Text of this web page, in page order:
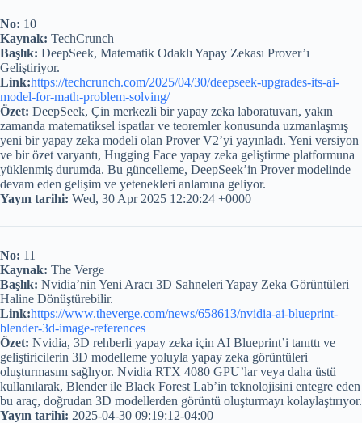
No: 10
Kaynak: TechCrunch
Başlık: DeepSeek, Matematik Odaklı Yapay Zekası Prover’ı
Geliştiriyor.
Link:https://techcrunch.com/2025/04/30/deepseek-upgrades-its-ai-
model-for-math-problem-solving/
Özet: DeepSeek, Çin merkezli bir yapay zeka laboratuvarı, yakın
zamanda matematiksel ispatlar ve teoremler konusunda uzmanlaşmış
yeni bir yapay zeka modeli olan Prover V2’yi yayınladı. Yeni versiyon
ve bir özet varyantı, Hugging Face yapay zeka geliştirme platformuna
yüklenmiş durumda. Bu güncelleme, DeepSeek’in Prover modelinde
devam eden gelişim ve yetenekleri anlamına geliyor.
Yayın tarihi: Wed, 30 Apr 2025 12:20:24 +0000
No: 11
Kaynak: The Verge
Başlık: Nvidia’nin Yeni Aracı 3D Sahneleri Yapay Zeka Görüntüleri
Haline Dönüştürebilir.
Link:https://www.theverge.com/news/658613/nvidia-ai-blueprint-
blender-3d-image-references
Özet: Nvidia, 3D rehberli yapay zeka için AI Blueprint’i tanıttı ve
geliştiricilerin 3D modelleme yoluyla yapay zeka görüntüleri
oluşturmasını sağlıyor. Nvidia RTX 4080 GPU’lar veya daha üstü
kullanılarak, Blender ile Black Forest Lab’in teknolojisini entegre eden
bu araç, doğrudan 3D modellerden görüntü oluşturmayı kolaylaştırıyor.
Yayın tarihi: 2025-04-30 09:19:12-04:00